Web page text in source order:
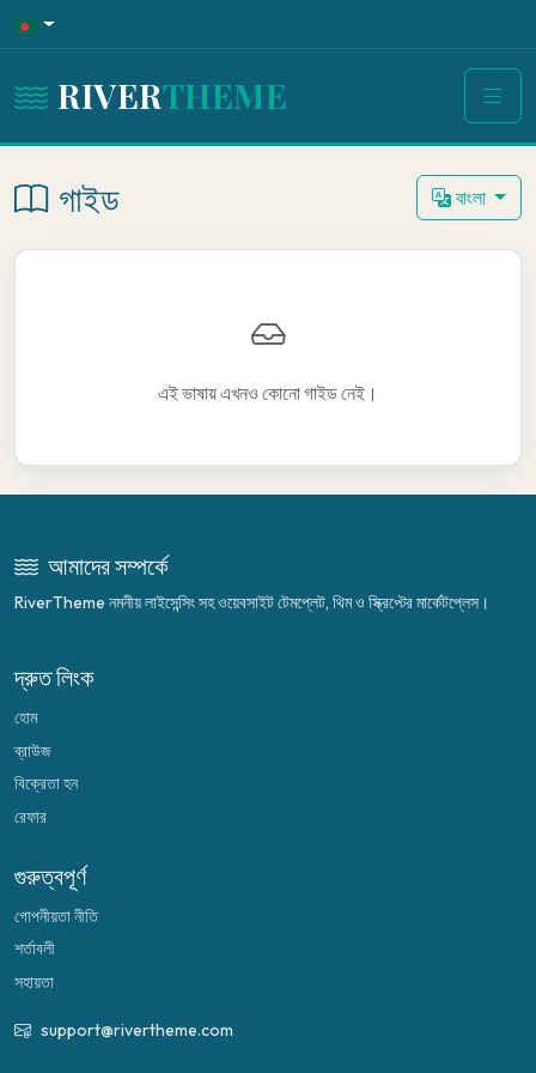
RIVERTHEME
গাইড বাংলা
এই ভাষায় এখনও কোনো গাইড নেই।
আমাদের সম্পর্কে
RiverTheme নমনীয় লাইসেন্সিং সহ ওয়েবসাইট টেমপ্লেট, থিম ও স্ক্রিপ্টের মার্কেটপ্লেস।
দ্রুত লিংক
হোম
ব্রাউজ
বিক্রেতা হন
রেফার
গুরুত্বপূর্ণ
গোপনীয়তা নীতি
শর্তাবলী
সহায়তা
support@rivertheme.com